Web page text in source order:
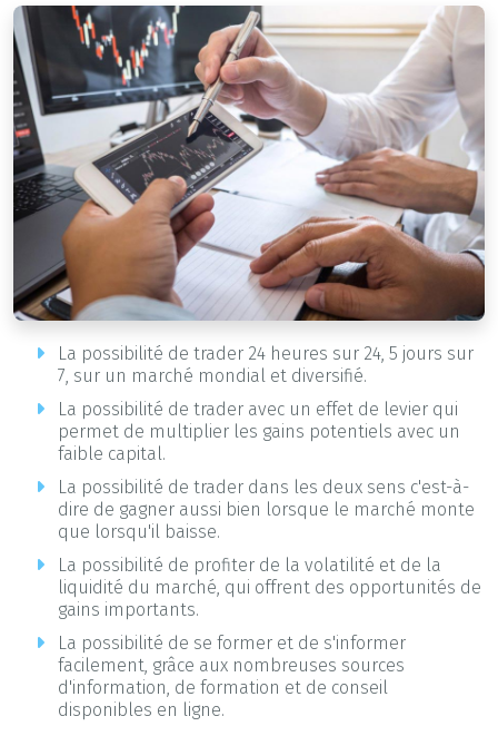
La possibilité de trader 24 heures sur 24, 5 jours sur
7, sur un marché mondial et diversifié.
La possibilité de trader avec un effet de levier qui
permet de multiplier les gains potentiels avec un
faible capital.
La possibilité de trader dans les deux sens c'est-à-
dire de gagner aussi bien lorsque le marché monte
que lorsqu'il baisse.
La possibilité de profiter de la volatilité et de la
liquidité du marché, qui offrent des opportunités de
gains importants.
La possibilité de se former et de s'informer
facilement, grâce aux nombreuses sources
d'information, de formation et de conseil
disponibles en ligne.